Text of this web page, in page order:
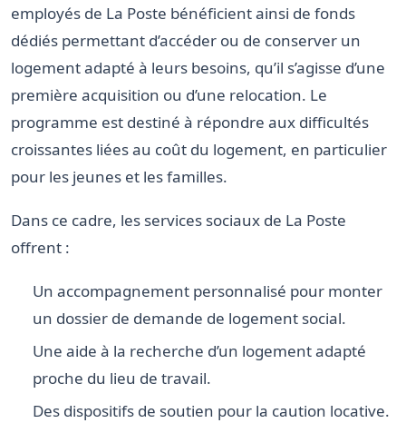
employés de La Poste bénéficient ainsi de fonds
dédiés permettant d’accéder ou de conserver un
logement adapté à leurs besoins, qu’il s’agisse d’une
première acquisition ou d’une relocation. Le
programme est destiné à répondre aux difficultés
croissantes liées au coût du logement, en particulier
pour les jeunes et les familles.
Dans ce cadre, les services sociaux de La Poste
offrent :
Un accompagnement personnalisé pour monter
un dossier de demande de logement social.
Une aide à la recherche d’un logement adapté
proche du lieu de travail.
Des dispositifs de soutien pour la caution locative.